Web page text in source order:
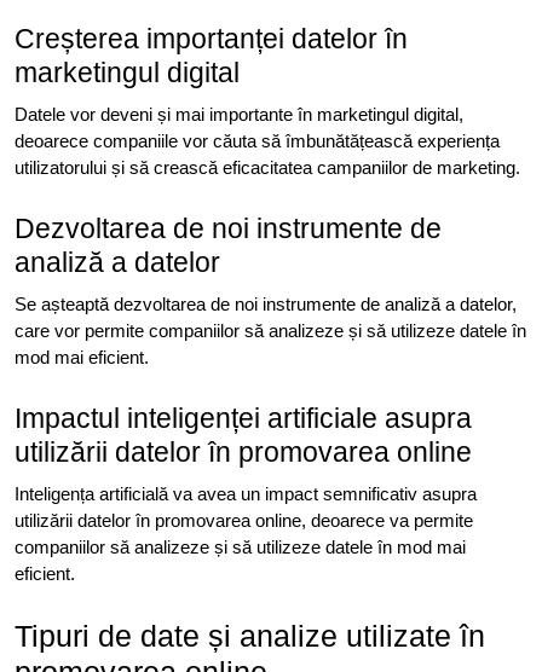
Creșterea importanței datelor în
marketingul digital
Datele vor deveni și mai importante în marketingul digital,
deoarece companiile vor căuta să îmbunătățească experiența
utilizatorului și să crească eficacitatea campaniilor de marketing.
Dezvoltarea de noi instrumente de
analiză a datelor
Se așteaptă dezvoltarea de noi instrumente de analiză a datelor,
care vor permite companiilor să analizeze și să utilizeze datele în
mod mai eficient.
Impactul inteligenței artificiale asupra
utilizării datelor în promovarea online
Inteligența artificială va avea un impact semnificativ asupra
utilizării datelor în promovarea online, deoarece va permite
companiilor să analizeze și să utilizeze datele în mod mai
eficient.
Tipuri de date și analize utilizate în